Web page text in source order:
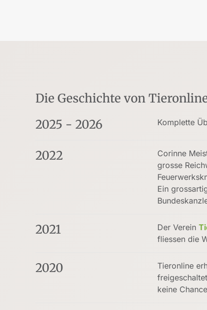
Die Geschichte von
2025 - 2026
Komplette
2022 Corinne
grosse
Ein
2021 Der Verein
fliessen die
2020
Tieronline
keine